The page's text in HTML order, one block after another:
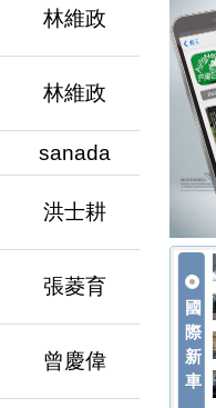
林維政
林維政
sanada
洪士耕
張菱育
曾慶偉
國
際
新
車